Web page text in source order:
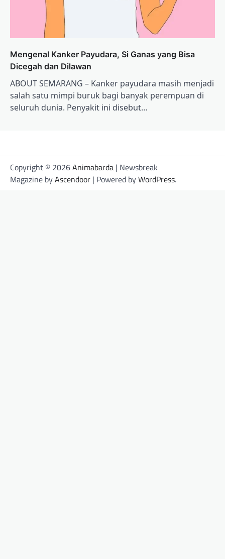
Mengenal Kanker Payudara, Si Ganas yang Bisa
Dicegah dan Dilawan
ABOUT SEMARANG – Kanker payudara masih menjadi
salah satu mimpi buruk bagi banyak perempuan di
seluruh dunia. Penyakit ini disebut…
Copyright © 2026Animabarda | Newsbreak
Magazine byAscendoor | Powered byWordPress.